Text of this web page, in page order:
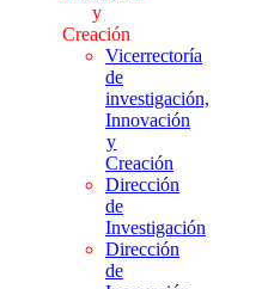
y
Creación
Vicerrectoría
de
investigación,
Innovación
y
Creación
Dirección
de
Investigación
Dirección
de